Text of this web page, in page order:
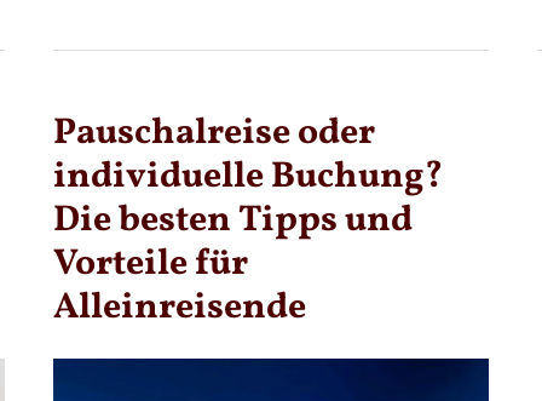
ITALIENISCHES
STUNDEN
Pauschalreise oder
individuelle Buchung?
Die besten Tipps und
Vorteile für
Alleinreisende